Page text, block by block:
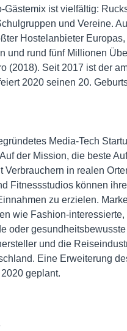
Gästemix ist vielfältig:
und Vereine.
Hostelanbieter
und rund fünf Millionen
(2018). Seit 2017 ist der
2020 seinen 20.
Media-Tech
der Mission, die beste
Verbrauchern in realen
Fitnessstudios können
zu erzielen.
wie Fashion-
oder
und die
Eine Erweiterung
geplant.